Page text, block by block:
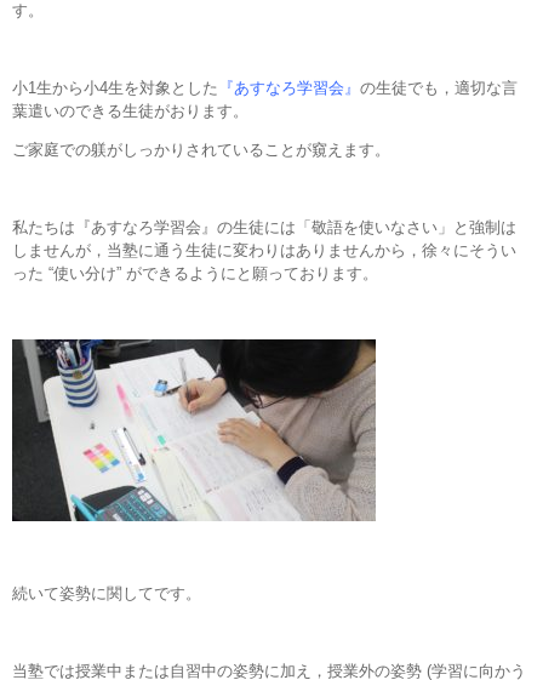
す。
小1生から小4生を対象とした 『あすなろ学習会』 の生徒でも，適切な言
葉遣いのできる生徒がおります。
ご家庭での躾がしっかりされていることが窺えます。
私たちは『あすなろ学習会』の生徒には「敬語を使いなさい」と強制は
しませんが，当塾に通う生徒に変わりはありませんから，徐々にそうい
った “使い分け” ができるようにと願っております。
続いて姿勢に関してです。
当塾では授業中または自習中の姿勢に加え，授業外の姿勢 (学習に向かう